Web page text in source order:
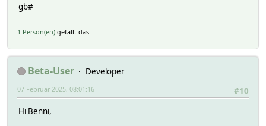
gb#
1 Person(en) gefällt das.
Beta-User
Developer
#10
07 Februar 2025, 08:01:16
Hi Benni,